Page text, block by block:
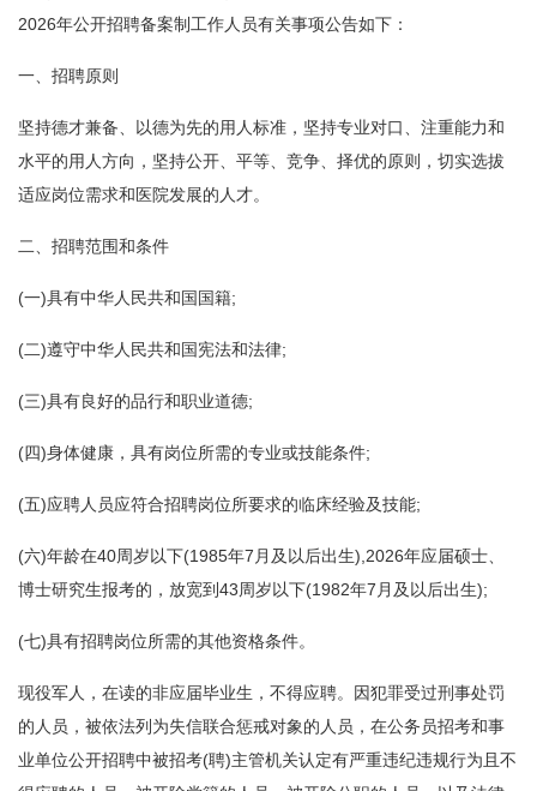
2026年公开招聘备案制工作人员有关事项公告如下：
一、招聘原则
坚持德才兼备、以德为先的用人标准，坚持专业对口、注重能力和
水平的用人方向，坚持公开、平等、竞争、择优的原则，切实选拔
适应岗位需求和医院发展的人才。
二、招聘范围和条件
(一)具有中华人民共和国国籍;
(二)遵守中华人民共和国宪法和法律;
(三)具有良好的品行和职业道德;
(四)身体健康，具有岗位所需的专业或技能条件;
(五)应聘人员应符合招聘岗位所要求的临床经验及技能;
(六)年龄在40周岁以下(1985年7月及以后出生),2026年应届硕士、
博士研究生报考的，放宽到43周岁以下(1982年7月及以后出生);
(七)具有招聘岗位所需的其他资格条件。
现役军人，在读的非应届毕业生，不得应聘。因犯罪受过刑事处罚
的人员，被依法列为失信联合惩戒对象的人员，在公务员招考和事
业单位公开招聘中被招考(聘)主管机关认定有严重违纪违规行为且不